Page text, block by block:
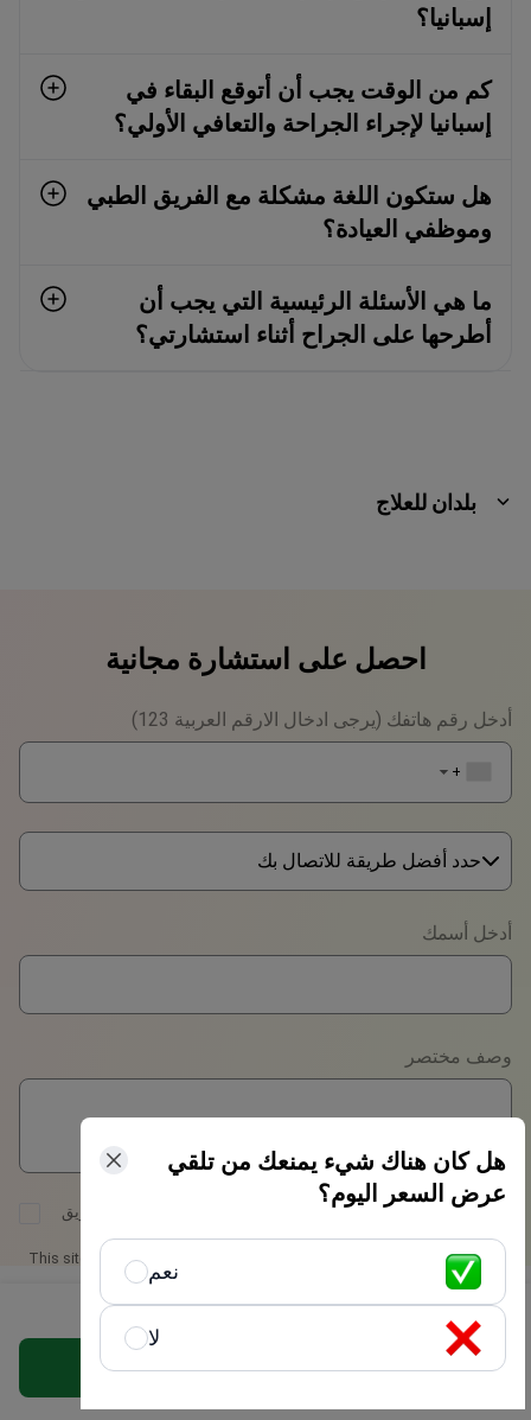
احصل على أفضل جراحات إنقاص الوزن خيار لميزانيتك في إسبانيا
احصل على عرض مجاني مخصص
إسبانيا؟
كم من الوقت يجب أن أتوقع البقاء في
إسبانيا لإجراء الجراحة والتعافي الأولي؟
هل ستكون اللغة مشكلة مع الفريق الطبي
وموظفي العيادة؟
ما هي الأسئلة الرئيسية التي يجب أن
أطرحها على الجراح أثناء استشارتي؟
بلدان للعلاج
احصل على استشارة مجانية
أدخل رقم هاتفك (يرجى ادخال الارقم العربية 123)
+1
▼
حدد أفضل طريقة للاتصال بك
Phone
WhatsApp
Viber
Telegram
أدخل أسمك
وصف مختصر
أنا أوافق على شروط الإستخدام
وتلقي رسائل تسويق
This site is protected by reCAPTCHA and the Google
Privacy Policy
Terms of Service
هل كان هناك شيء يمنعك من تلقي
عرض السعر اليوم؟
نعم
لا